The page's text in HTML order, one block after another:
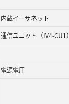
内蔵イーサネット
通信ユニット（IV4-CU1）
電源電圧